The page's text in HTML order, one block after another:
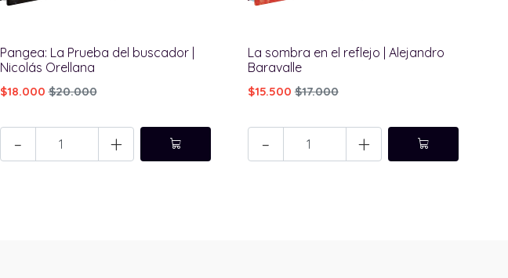
Pangea: La Prueba del buscador |
Nicolás Orellana
$18.000 $20.000
- +
La sombra en el reflejo | Alejandro
Baravalle
$15.500 $17.000
- +